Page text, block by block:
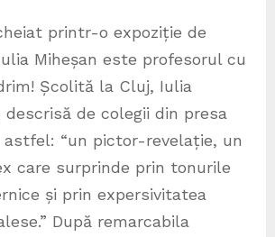
printr-o expoziție de
Miheșan este profesorul cu
Școlită la Cluj, Iulia
descrisă de colegii din presa
“un pictor-revelație, un
care surprinde prin tonurile
și prin expersivitatea
După remarcabila